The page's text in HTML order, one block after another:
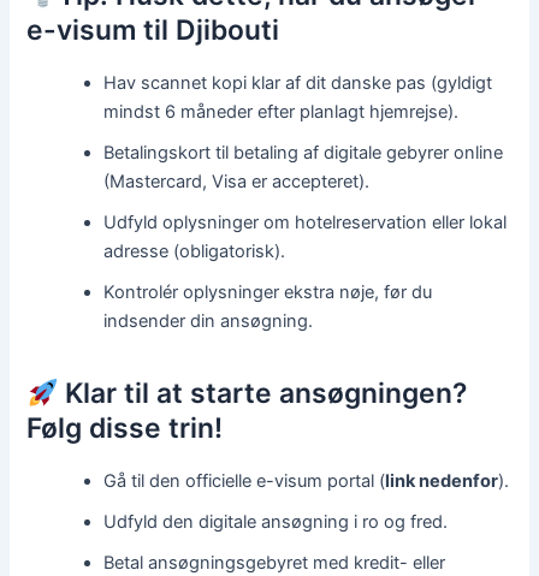
e-visum til Djibouti
Hav scannet kopi klar af dit danske pas (gyldigt
mindst 6 måneder efter planlagt hjemrejse).
Betalingskort til betaling af digitale gebyrer online
(Mastercard, Visa er accepteret).
Udfyld oplysninger om hotelreservation eller lokal
adresse (obligatorisk).
Kontrolér oplysninger ekstra nøje, før du
indsender din ansøgning.
Klar til at starte ansøgningen?
Følg disse trin!
Gå til den officielle e-visum portal (link nedenfor).
Udfyld den digitale ansøgning i ro og fred.
Betal ansøgningsgebyret med kredit- eller